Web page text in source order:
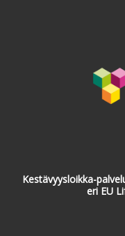
Kestävyysloikka-
eri EU